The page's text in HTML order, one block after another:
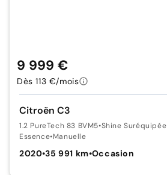
Citroën C3
1.2 PureTech 83 BVM5•Shine Suréquipée
Essence•Manuelle
2020•35 991 km•Occasion
9 999 €
Dès 113 €/mois